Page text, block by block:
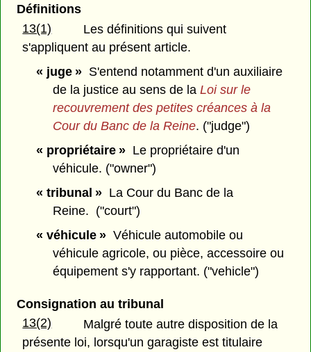
Définitions
13(1)
Les définitions qui suivent
s'appliquent au présent article.
« juge »S'entend notamment d'un auxiliaire
de la justice au sens de laLoi sur le
recouvrement des petites créances à la
Cour du Banc de la Reine. ("judge")
« propriétaire »Le propriétaire d'un
véhicule. ("owner")
« tribunal »La Cour du Banc de la
Reine. ("court")
« véhicule »Véhicule automobile ou
véhicule agricole, ou pièce, accessoire ou
équipement s'y rapportant. ("vehicle")
Consignation au tribunal
13(2)
Malgré toute autre disposition de la
présente loi, lorsqu'un garagiste est titulaire